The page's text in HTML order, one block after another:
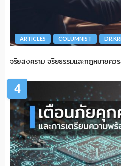
ARTICLES COLUMNIST
จริยสงคราม จริยธรรมและกฎหมายคว
4